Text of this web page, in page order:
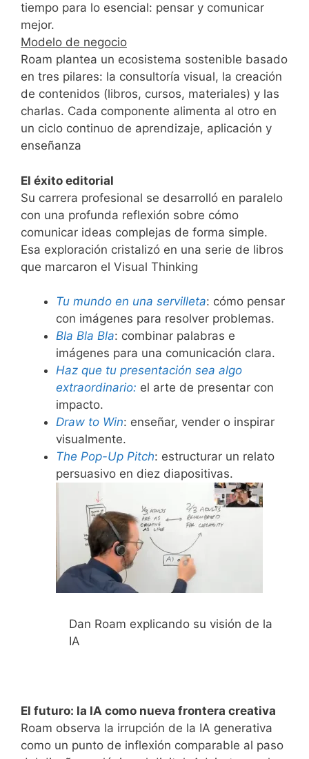
tiempo para lo esencial: pensar y comunicar
mejor.
Modelo de negocio
Roam plantea un ecosistema sostenible basado
en tres pilares: la consultoría visual, la creación
de contenidos (libros, cursos, materiales) y las
charlas. Cada componente alimenta al otro en
un ciclo continuo de aprendizaje, aplicación y
enseñanza
El éxito editorial
Su carrera profesional se desarrolló en paralelo
con una profunda reflexión sobre cómo
comunicar ideas complejas de forma simple.
Esa exploración cristalizó en una serie de libros
que marcaron el Visual Thinking
Tu mundo en una servilleta: cómo pensar
con imágenes para resolver problemas.
Bla Bla Bla: combinar palabras e
imágenes para una comunicación clara.
Haz que tu presentación sea algo
extraordinario: el arte de presentar con
impacto.
Draw to Win: enseñar, vender o inspirar
visualmente.
The Pop-Up Pitch: estructurar un relato
persuasivo en diez diapositivas.
Dan Roam explicando su visión de la
IA
El futuro: la IA como nueva frontera creativa
Roam observa la irrupción de la IA generativa
como un punto de inflexión comparable al paso